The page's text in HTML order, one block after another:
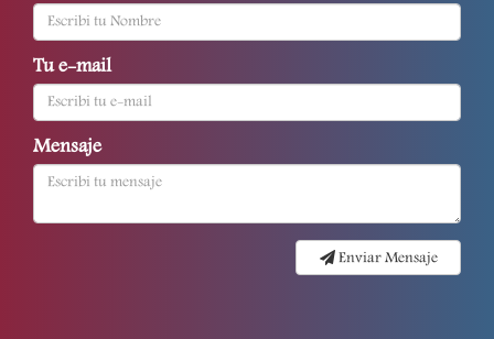
Tu e-mail
Mensaje
Enviar Mensaje